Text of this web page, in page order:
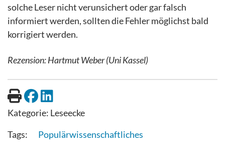
solche Leser nicht verunsichert oder gar falsch
informiert werden, sollten die Fehler möglichst bald
korrigiert werden.
Rezension: Hartmut Weber (Uni Kassel)
Kategorie: Leseecke
Populärwissenschaftliches